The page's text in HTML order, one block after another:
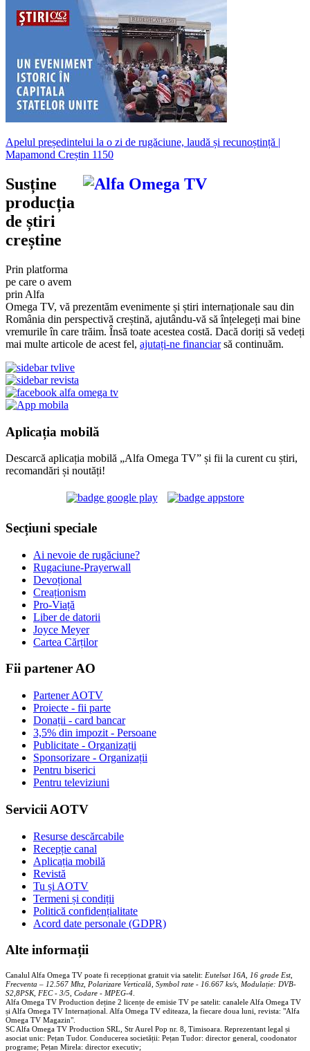
Apelul președintelui la o zi de rugăciune, laudă și recunoștință |
Mapamond Creștin 1150
Susține
producția
de știri
creștine
Prin platforma
pe care o avem
prin Alfa
Omega TV, vă prezentăm evenimente și știri internaționale sau din
România din perspectivă creștină, ajutându-vă să înțelegeți mai bine
vremurile în care trăim. Însă toate acestea costă. Dacă doriți să vedeți
mai multe articole de acest fel, ajutați-ne financiarsă continuăm.
Aplicația mobilă
Descarcă aplicația mobilă „Alfa Omega TV” și fii la curent cu știri,
recomandări și noutăți!
Secțiuni speciale
Ai nevoie de rugăciune?
Rugaciune-Prayerwall
Devoțional
Creaționism
Pro-Viață
Liber de datorii
Joyce Meyer
Cartea Cărților
Fii partener AO
Partener AOTV
Proiecte - fii parte
Donații - card bancar
3,5% din impozit - Persoane
Publicitate - Organizații
Sponsorizare - Organizații
Pentru biserici
Pentru televiziuni
Servicii AOTV
Resurse descărcabile
Recepție canal
Aplicația mobilă
Revistă
Tu și AOTV
Termeni și condiții
Politică confidențialitate
Acord date personale (GDPR)
Alte informații
Canalul Alfa Omega TV poate fi recepționat gratuit via satelit: Eutelsat 16A, 16 grade Est,
Frecventa – 12.567 Mhz, Polarizare Verticală, Symbol rate - 16.667 ks/s, Modulație: DVB-
S2,8PSK, FEC - 3/5, Codare - MPEG-4
Alfa Omega TV Production deține 2 licențe de emisie TV pe satelit: canalele Alfa Omega TV
și Alfa Omega TV Internațional. Alfa Omega TV editeaza, la fiecare doua luni, revista: "Alfa
Omega TV Magazin".
SC Alfa Omega TV Production SRL, Str Aurel Pop nr. 8, Timisoara. Reprezentant legal și
asociat unic: Pețan Tudor. Conducerea societății: Pețan Tudor: director general, coodonator
programe; Pețan Mirela: director executiv;